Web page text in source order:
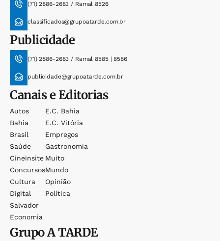
(71) 2886-2683 / Ramal 8526
classificados@grupoatarde.com.br
Publicidade
(71) 2886-2683 / Ramal 8585 | 8586
publicidade@grupoatarde.com.br
Canais e Editorias
Autos
Bahia
Brasil
Saúde
Cineinsite
Concursos
Cultura
Digital
Salvador
Economia
E.c. Bahia
E.c. Vitória
Empregos
Gastronomia
Muito
Mundo
Opinião
Política
GrupoA TARDE